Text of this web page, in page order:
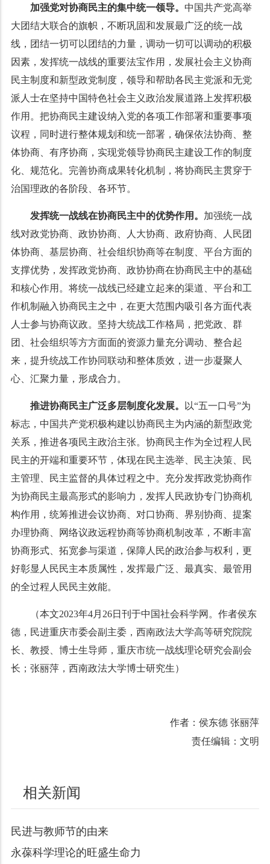
加强党对协商民主的集中统一领导。 中国共产党高举
大团结大联合的旗帜，不断巩固和发展最广泛的统一战
线，团结一切可以团结的力量，调动一切可以调动的积极
因素，发挥统一战线的重要法宝作用，发展社会主义协商
民主制度和新型政党制度，领导和帮助各民主党派和无党
派人士在坚持中国特色社会主义政治发展道路上发挥积极
作用。把协商民主建设纳入党的各项工作部署和重要事项
议程，同时进行整体规划和统一部署，确保依法协商、整
体协商、有序协商，实现党领导协商民主建设工作的制度
化、规范化。完善协商成果转化机制，将协商民主贯穿于
治国理政的各阶段、各环节。
发挥统一战线在协商民主中的优势作用。 加强统一战
线对政党协商、政协协商、人大协商、政府协商、人民团
体协商、基层协商、社会组织协商等在制度、平台方面的
支撑优势，发挥政党协商、政协协商在协商民主中的基础
和核心作用。将统一战线已经建立起来的渠道、平台和工
作机制融入协商民主之中，在更大范围内吸引各方面代表
人士参与协商议政。坚持大统战工作格局，把党政、群
团、社会组织等方方面面的资源力量充分调动、整合起
来，提升统战工作协同联动和整体质效，进一步凝聚人
心、汇聚力量，形成合力。
推进协商民主广泛多层制度化发展。
以“五一口号”为
标志，中国共产党积极构建以协商民主为内涵的新型政党
关系，推进各项民主政治主张。协商民主作为全过程人民
民主的开端和重要环节，体现在民主选举、民主决策、民
主管理、民主监督的具体过程之中。充分发挥政党协商作
为协商民主最高形式的影响力，发挥人民政协专门协商机
构作用，统筹推进会议协商、对口协商、界别协商、提案
办理协商、网络议政远程协商等协商机制改革，不断丰富
协商形式、拓宽参与渠道，保障人民的政治参与权利，更
好彰显人民民主本质属性，发挥最广泛、最真实、最管用
的全过程人民民主效能。
（本文2023年4月26日刊于中国社会科学网。作者侯东
德，民进重庆市委会副主委，西南政法大学高等研究院院
长、教授、博士生导师，重庆市统一战线理论研究会副会
长；张丽萍，西南政法大学博士研究生）
作者：侯东德 张丽萍
责任编辑：文明
相关新闻
民进与教师节的由来
永葆科学理论的旺盛生命力